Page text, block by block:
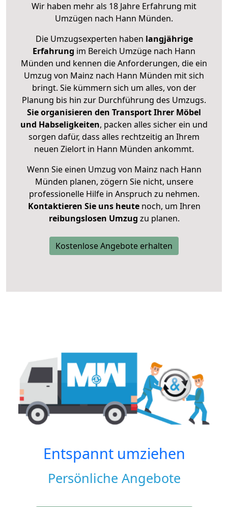
Wir haben mehr als 18 Jahre Erfahrung mit
Umzügen nach Hann Münden.
Die Umzugsexperten haben langjährige
Erfahrung im Bereich Umzüge nach Hann
Münden und kennen die Anforderungen, die ein
Umzug von Mainz nach Hann Münden mit sich
bringt. Sie kümmern sich um alles, von der
Planung bis hin zur Durchführung des Umzugs.
Sie organisieren den Transport Ihrer Möbel
und Habseligkeiten, packen alles sicher ein und
sorgen dafür, dass alles rechtzeitig an Ihrem
neuen Zielort in Hann Münden ankommt.
Wenn Sie einen Umzug von Mainz nach Hann
Münden planen, zögern Sie nicht, unsere
professionelle Hilfe in Anspruch zu nehmen.
Kontaktieren Sie uns heutenoch, um Ihren
reibungslosen Umzug zu planen.
Kostenlose Angebote erhalten
Entspannt umziehen
Persönliche Angebote